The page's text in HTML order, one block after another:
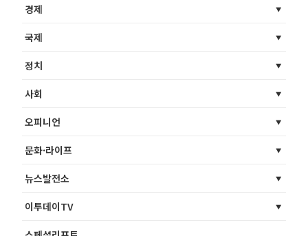
경제
국제
정치
사회
오피니언
문화·라이프
뉴스발전소
이투데이TV